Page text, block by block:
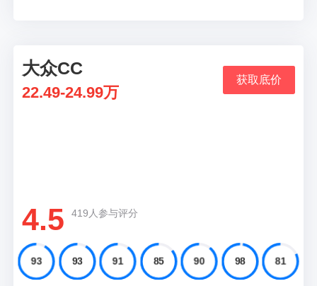
03
大众CC
22.49-24.99万
获取底价
4.5 419人参与评分
93 93 91 85 90 98 81